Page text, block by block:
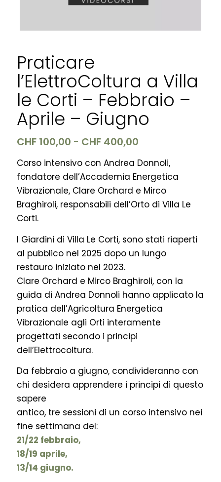
Praticare
l’ElettroColtura a Villa
le Corti – Febbraio –
Aprile – Giugno
CHF100,00 - CHF400,00Fascia
prezzo:
da
CHF 100,00
a
CHF 400,00
Corso intensivo con Andrea Donnoli,
fondatore dell’Accademia Energetica
Vibrazionale, Clare Orchard e Mirco
Braghiroli, responsabili dell’Orto di Villa Le
Corti.
I Giardini di Villa Le Corti, sono stati riaperti
al pubblico nel 2025 dopo un lungo
restauro iniziato nel 2023.
Clare Orchard e Mirco Braghiroli, con la
guida di Andrea Donnoli hanno applicato la
pratica dell’Agricoltura Energetica
Vibrazionale agli Orti interamente
progettati secondo i principi
dell’Elettrocoltura.
Da febbraio a giugno, condivideranno con
chi desidera apprendere i principi di questo
sapere
antico, tre sessioni di un corso intensivo nei
fine settimana del:
21/22 febbraio,
18/19 aprile,
13/14 giugno.